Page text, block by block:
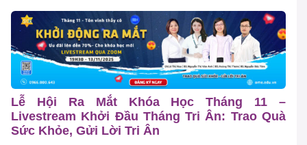
Lễ Hội Ra Mắt Khóa Học Tháng 11 –
Livestream Khởi Đầu Tháng Tri Ân: Trao Quà
Sức Khỏe, Gửi Lời Tri Ân